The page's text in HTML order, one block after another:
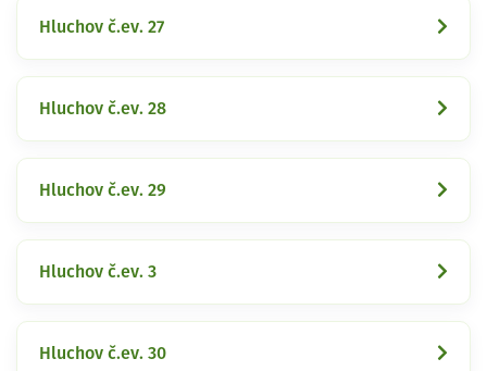
Hluchov č.ev. 27
Hluchov č.ev. 28
Hluchov č.ev. 29
Hluchov č.ev. 3
Hluchov č.ev. 30